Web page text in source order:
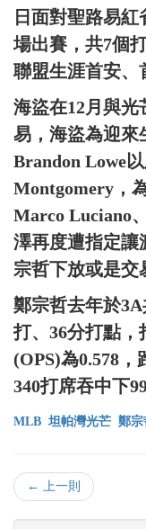
日面對聖路易
場出賽，共7個
聯盟生涯首安、
海盜在12月與
易，海盜為迎來
Brandon Lowe
Montgomery，
Marco Luciano
澤再度遭指定讓
宗哲下放或是交
鄭宗哲去年於
打、36分打點，
(OPS)為0.578
340打席吞中下
MLB 坦帕灣光芒 鄭宗
← 上一則